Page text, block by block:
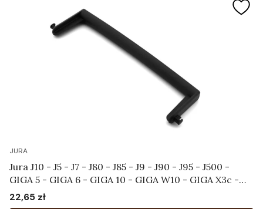
JURA
Jura J10 - J5 - J7 - J80 - J85 - J9 - J90 - J95 - J500 -
GIGA 5 - GIGA 6 - GIGA 10 - GIGA W10 - GIGA X3c -
X7c - X8c - X9c - Uchwyt zbiornika na wodę Art. 66597
Cena
22,65 zł